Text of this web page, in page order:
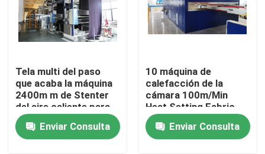
Inicio
Sobre nosotros
Tela multi del paso
que acaba la máquina
2400m m de Stenter
del aire caliente para
las telas de la sábana
Enviar Consulta
10 máquina de
calefacción de la
cámara 100m/Min
Heat Setting Fabric
Steam para la tela del
terciopeloEnviar Consulta